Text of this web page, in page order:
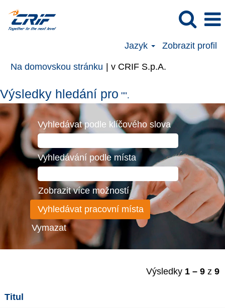
Jazyk Zobrazit profil
Na domovskou stránku v CRIF S.p.A.
Výsledky hledání pro "".
Vyhledávat podle klíčového slova
Vyhledávání podle místa
Zobrazit více možností
Vymazat
Výsledky 1 – 9 z 9
Titul